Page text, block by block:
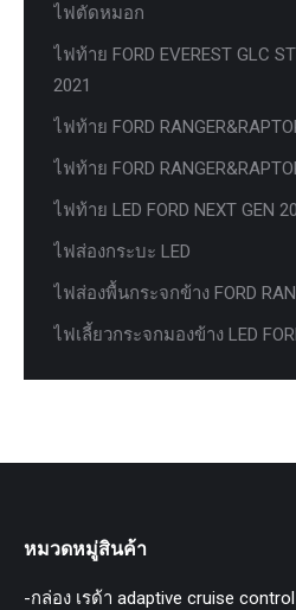
ไฟตัดหมอก
ไฟท้าย FORD EVEREST GLC
2021
ไฟท้าย FORD
ไฟท้าย FORD
ไฟท้าย LED FORD NEXT GEN
ไฟส่องกระบะ LED
ไฟส่องพื้นกระจกข้าง FORD
ไฟเลี้ยวกระจกมองข้าง LED
หมวดหมู่สินค้า
-กล่อง เรด้า adaptive cruise control